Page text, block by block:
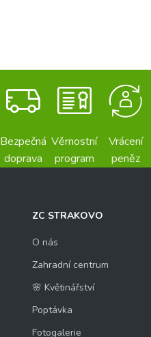
Bezpečná
doprava
Věrnostní
program
Vrácení
peněz
ZC STRAKOVO
O nás
Zahradní centrum
🌸 Květinářství
Poptávka
Fotogalerie